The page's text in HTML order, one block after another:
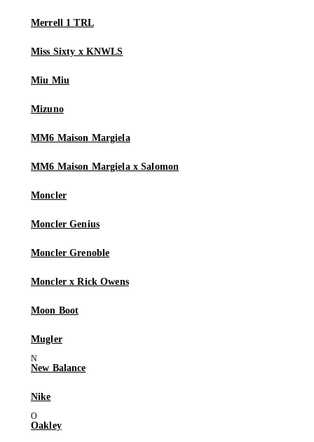
Merrell 1 TRL
Miss Sixty x KNWLS
Miu Miu
Mizuno
MM6 Maison Margiela
MM6 Maison Margiela x Salomon
Moncler
Moncler Genius
Moncler Grenoble
Moncler x Rick Owens
Moon Boot
Mugler
New Balance
Nike
Oakley